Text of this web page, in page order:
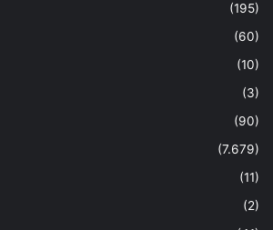
(195)
(60)
(10)
(3)
(90)
(7.679)
(11)
(2)